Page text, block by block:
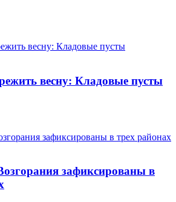
весну: Кладовые пусты
зафиксированы в